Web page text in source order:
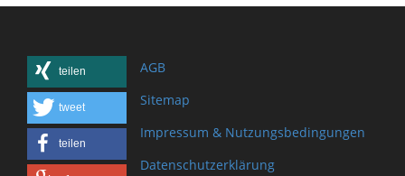
teilen
tweet
teilen
AGB
Sitemap
Impressum & Nutzungsbedingungen
Datenschutzerklärung